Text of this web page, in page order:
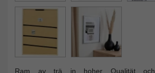
Ram av trä in hoher Qualität och